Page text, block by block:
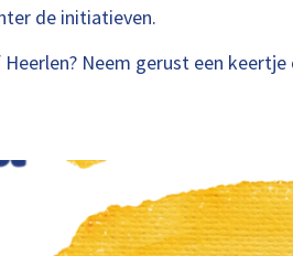
de initiatieven.
Neem gerust een